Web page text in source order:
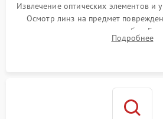
Извлечение оптических элементов и
Осмотр линз на предмет
покрытия или появления грибка.
спецрастворами. ПроверкаПодробнее